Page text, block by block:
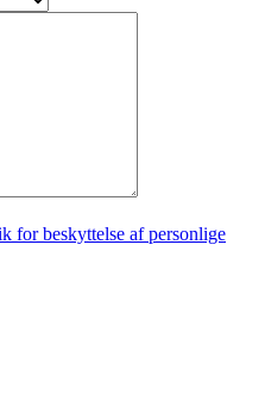
for beskyttelse af personlige